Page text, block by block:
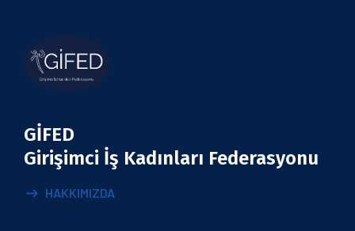
GİFED
Girişimci İş Kadınları Federasyonu
HAKKIMIZDA